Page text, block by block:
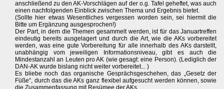
anschließend zu den AK-Vorschlägen auf der o.g. Tafel geheftet, was auch
einen nachfolgenden Einblick zwischen Thema und Ergebnis bietet.
(Sollte hier etwas Wesentliches vergessen worden sein, sei hiermit die
Bitte um Ergänzung ausgesprochen!)
Der Part, in dem die Themen gesammelt werden, ist für das Januartreffen
eindeutig bereits ausgelagert und durch die Art, wie die AKs vorbereitet
werden, was eine gute Vorbereitung für alle innerhalb des AKs darstellt,
unabhängig vom jeweiligen Informationsniveau, gibt es auch die
Mindestanzahl an Leuten pro AK (wie gesagt: eine Person). (Lediglich der
DAN-AK wurde bislang nicht weiter vorbereitet... )
Es bliebe noch das organische Gesprächsgeschehen, das „Gesetz der
Füße“, durch das die AKs ganz flexibel aufgesucht werden können, sowie